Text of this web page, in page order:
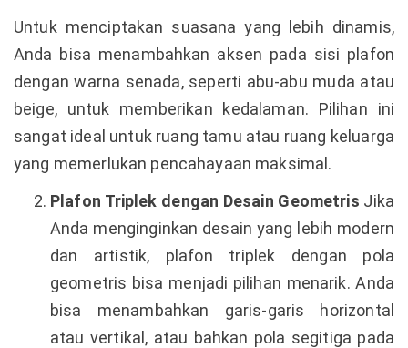
Untuk menciptakan suasana yang lebih dinamis,
Anda bisa menambahkan aksen pada sisi plafon
dengan warna senada, seperti abu-abu muda atau
beige, untuk memberikan kedalaman. Pilihan ini
sangat ideal untuk ruang tamu atau ruang keluarga
yang memerlukan pencahayaan maksimal.
Plafon Triplek dengan Desain Geometris Jika
Anda menginginkan desain yang lebih modern
dan artistik, plafon triplek dengan pola
geometris bisa menjadi pilihan menarik. Anda
bisa menambahkan garis-garis horizontal
atau vertikal, atau bahkan pola segitiga pada